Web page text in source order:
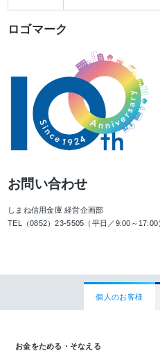
ロゴマーク
お問い合わせ
しまね信用金庫 経営企画部
TEL（0852）23-5505（平日／9:00～17:00
個人のお客様
お金をためる・そなえる